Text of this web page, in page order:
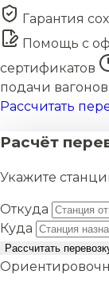
Гарантия
Помощь с
сертификатов
подачи вагонов
Рассчитать
Расчёт
Укажите
Откуда
Куда
Рассчитать